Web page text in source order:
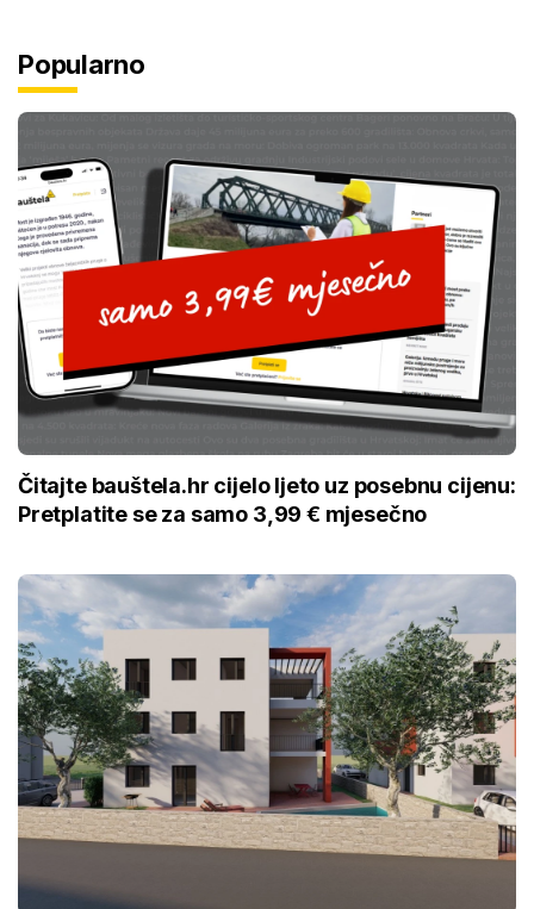
Popularno
Čitajte bauštela.hr cijelo ljeto uz posebnu cijenu:
Pretplatite se za samo 3,99 € mjesečno